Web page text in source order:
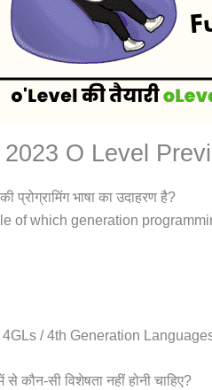
O Level
प्रोग्रामिंग भाषा का उदाहरण है?
of which generation
/ 4th Generation
से कौन-सी विशेषता नहीं होनी चाहिए?